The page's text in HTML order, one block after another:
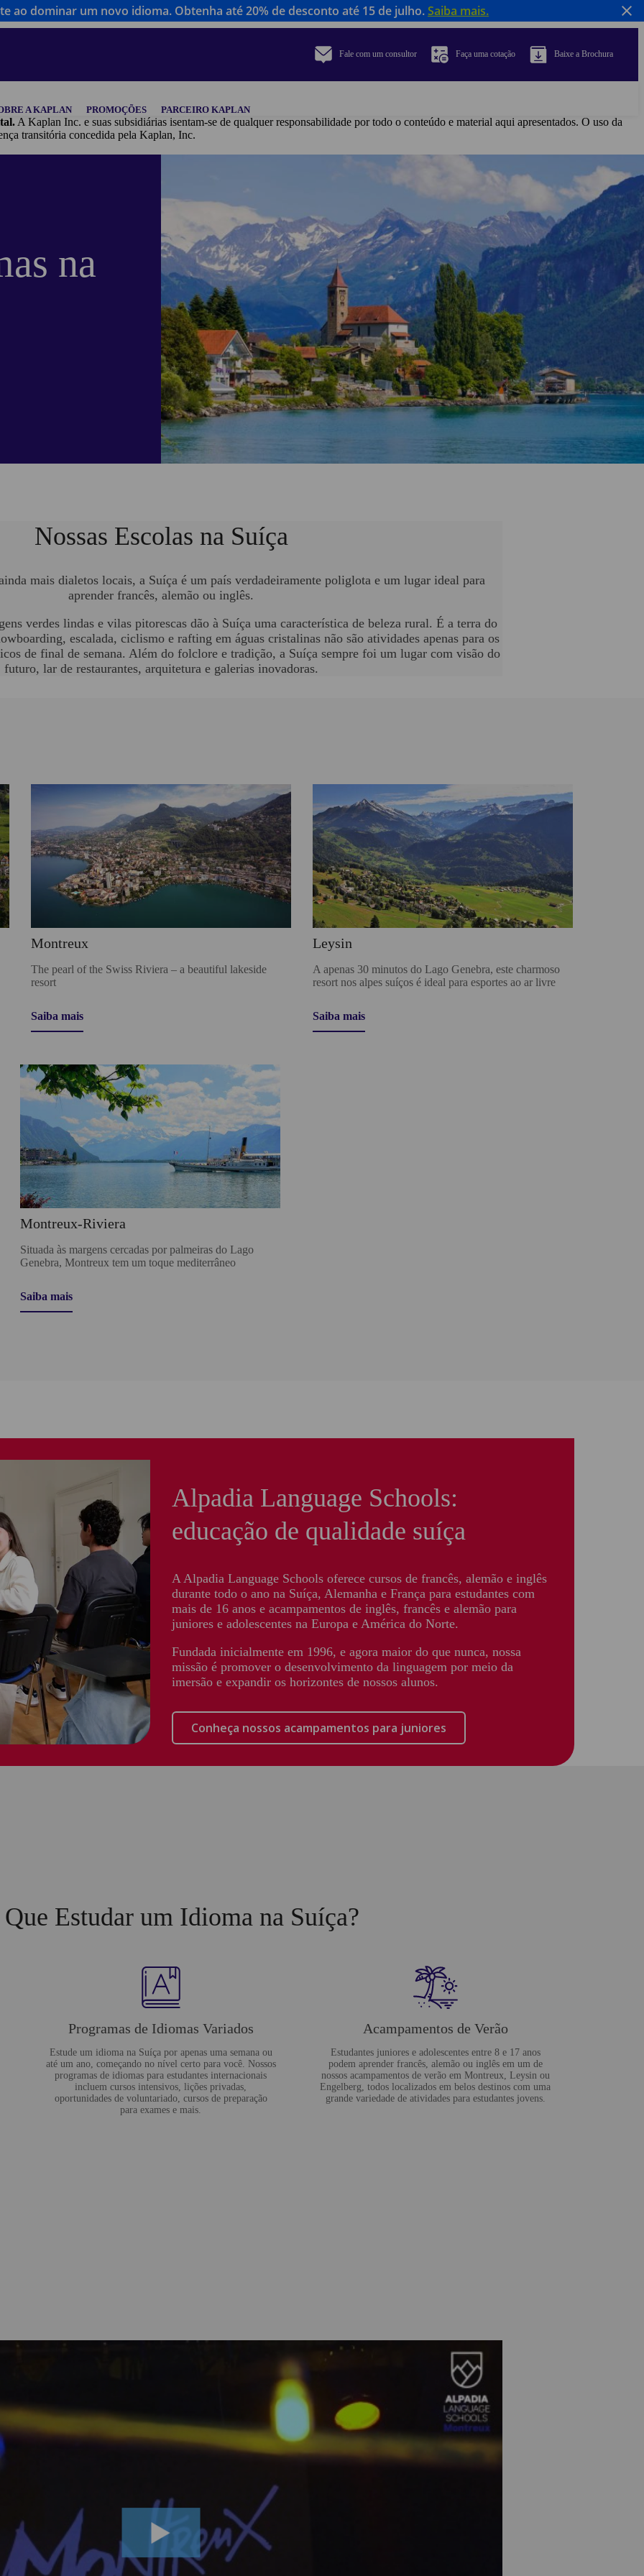
Fale com um consultor Faça uma cotação Baixe a Brochura
A KAPLAN PROMOÇÕES PARCEIRO KAPLAN
A Kaplan Inc. e suas subsidiárias isentam-se de qualquer responsabilidade por todo o conteúdo e material aqui apresentados. O uso da
transitória concedida pela Kaplan, Inc.
ao dominar um novo idioma. Obtenha até 20% de desconto até 15 de julho.Saiba mais.
na
Nossas Escolas na Suíça
mais dialetos locais, a Suíça é um país verdadeiramente poliglota e um lugar ideal para
aprender francês, alemão ou inglês.
verdes lindas e vilas pitorescas dão à Suíça uma característica de beleza rural. É a terra do
escalada, ciclismo e rafting em águas cristalinas não são atividades apenas para os
de final de semana. Além do folclore e tradição, a Suíça sempre foi um lugar com visão do
futuro, lar de restaurantes, arquitetura e galerias inovadoras.
Montreux
The pearl of the Swiss Riviera – a beautiful lakeside
resort
Saiba mais
Leysin
A apenas 30 minutos do Lago Genebra, este charmoso
resort nos alpes suíços é ideal para esportes ao ar livre
Saiba mais
Montreux-Riviera
Situada às margens cercadas por palmeiras do Lago
Genebra, Montreux tem um toque mediterrâneo
Saiba mais
Alpadia Language Schools:
educação de qualidade suíça
A Alpadia Language Schools ​​oferece cursos de francês, alemão e inglês
durante todo o ano na Suíça, Alemanha e França para estudantes com
mais de 16 anos e acampamentos de inglês, francês e alemão para
juniores e adolescentes na Europa e América do Norte.
Fundada inicialmente em 1996, e agora maior do que nunca, nossa
missão é promover o desenvolvimento da linguagem por meio da
imersão e expandir os horizontes de nossos alunos.
Conheça nossos acampamentos para juniores
Estudar um Idioma na Suíça?
Programas de Idiomas Variados
Estude um idioma na Suíça por apenas uma semana ou
até um ano, começando no nível certo para você. Nossos
programas de idiomas para estudantes internacionais
incluem cursos intensivos, lições privadas,
oportunidades de voluntariado, cursos de preparação
para exames e mais.
Acampamentos de Verão
Estudantes juniores e adolescentes entre 8 e 17 anos
podem aprender francês, alemão ou inglês em um de
nossos acampamentos de verão em Montreux, Leysin ou
Engelberg, todos localizados em belos destinos com uma
grande variedade de atividades para estudantes jovens.